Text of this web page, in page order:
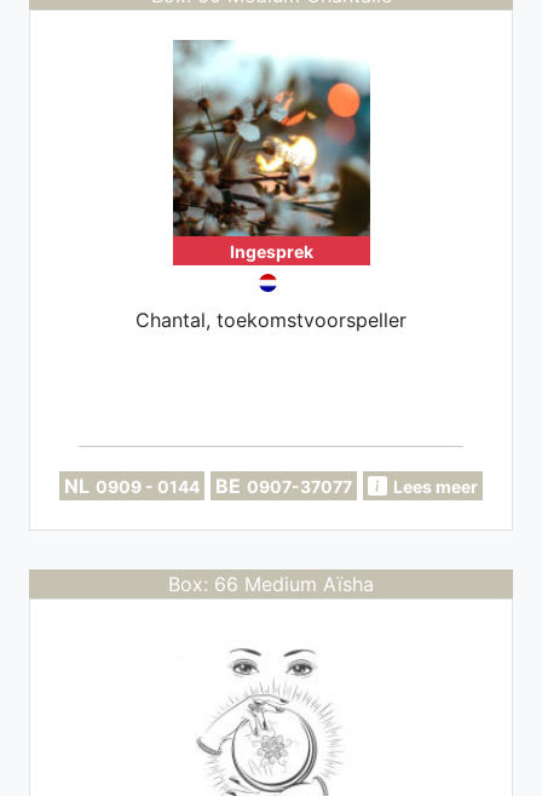
Ingesprek
Chantal, toekomstvoorspeller
NL 0909 - 0144 BE 0907-37077 Lees meer
Box: 66 Medium Aïsha